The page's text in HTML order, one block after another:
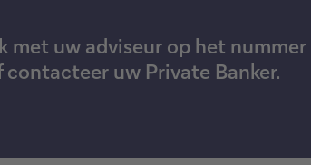
met uw adviseur op het
contacteer uw Private Banker.